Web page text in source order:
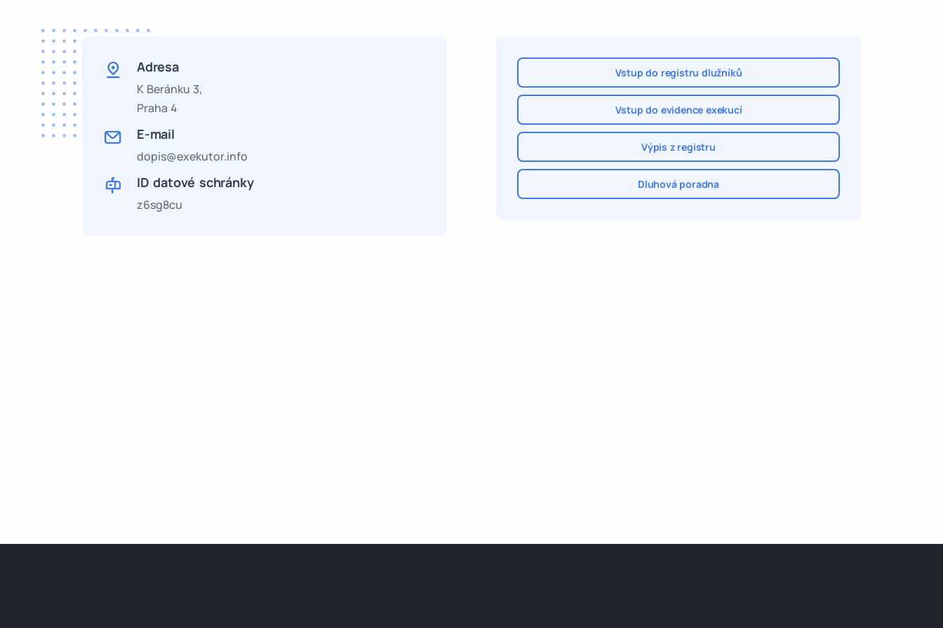
Adresa
K Beránku 3,
Praha 4
E-mail
dopis@exekutor.info
ID datové schránky
z6sg8cu
Vstup do registru dlužníků
Vstup do evidence exekucí
Výpis z registru
Dluhová poradna